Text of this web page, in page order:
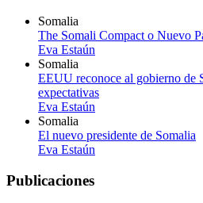
Somalia
The Somali Compact o Nuevo
Eva Estaún
Somalia
EEUU reconoce al gobierno de
expectativas
Eva Estaún
Somalia
El nuevo presidente de Somalia
Eva Estaún
Publicaciones